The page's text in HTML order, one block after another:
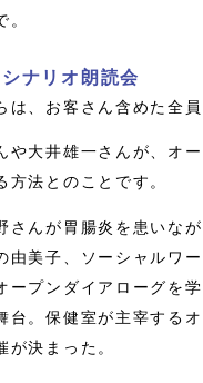
。
ナリオ朗読会
は、お客さん含めた全
や大井雄一さんが、オ
方法とのことです。
さんが胃腸炎を患いな
由美子、ソーシャルワ
ープンダイアローグを
台。保健室が主宰する
が決まった。